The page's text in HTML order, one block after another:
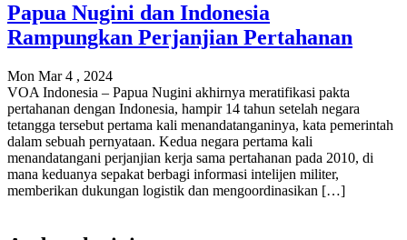
Papua Nugini dan Indonesia
Rampungkan Perjanjian Pertahanan
Mon Mar 4 , 2024
VOA Indonesia – Papua Nugini akhirnya meratifikasi pakta
pertahanan dengan Indonesia, hampir 14 tahun setelah negara
tetangga tersebut pertama kali menandatanganinya, kata pemerintah
dalam sebuah pernyataan. Kedua negara pertama kali
menandatangani perjanjian kerja sama pertahanan pada 2010, di
mana keduanya sepakat berbagi informasi intelijen militer,
memberikan dukungan logistik dan mengoordinasikan […]